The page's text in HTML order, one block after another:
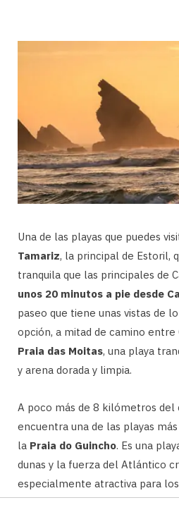
Una de las playas que puedes
Tamariz, la principal de Estoril,
tranquila que las principales de
unos 20 minutos a pie desde
paseo que tiene unas vistas de
opción, a mitad de camino entre
Praia das Moitas, una playa
y arena dorada y limpia.
A poco más de 8 kilómetros del
encuentra una de las playas
la Praia do Guincho. Es una
dunas y la fuerza del Atlántico
especialmente atractiva para